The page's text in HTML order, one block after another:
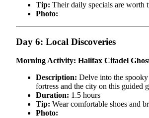
Tip: Their daily specials are worth
Photo:
Day 6: Local Discoveries
Morning Activity: Halifax Citadel
Description: Delve into the
fortress and the city on this guided
Duration: 1.5 hours
Tip: Wear comfortable shoes and
Photo: